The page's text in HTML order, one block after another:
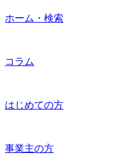
ホーム・検索
コラム
はじめての方
事業主の方